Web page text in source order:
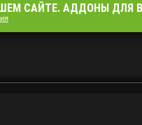
САЙТЕ. АДДОНЫ ДЛЯ